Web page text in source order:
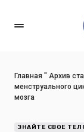
Главная " Архив
менструального
мозга
ЗНАЙТЕ СВОЕ